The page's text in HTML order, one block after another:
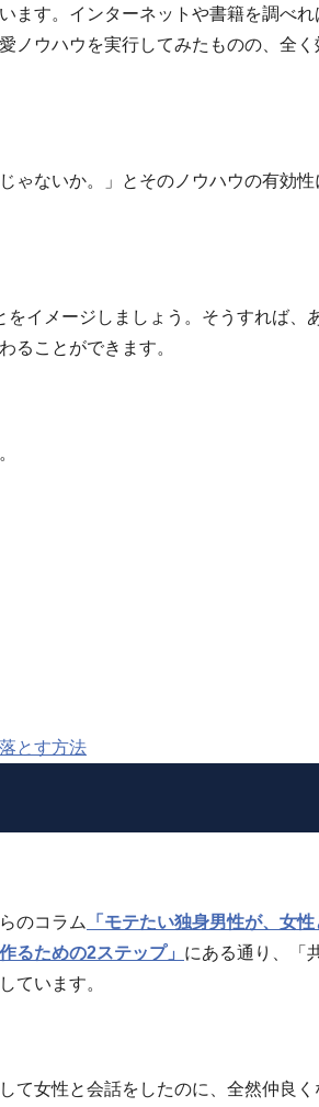
ます。インターネットや書籍を調べれ
ノウハウを実行してみたものの、全く
ゃないか。」とそのノウハウの有効性
イメージしましょう。そうすれば、
ることができます。
とす方法
のコラム
「モテたい独身男性が、女
るための2ステップ」 にある通り、「
ています。
て女性と会話をしたのに、全然仲良く